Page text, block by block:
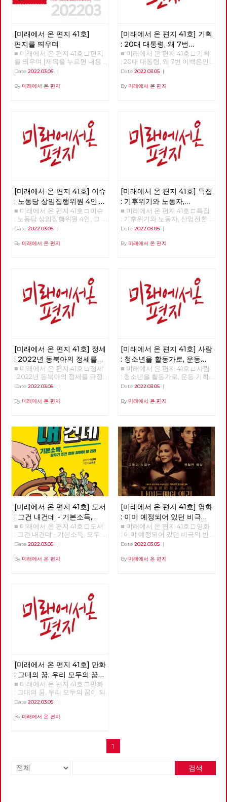
[미래에서 온 편지 41호]
편지를 띄우며
■ 미래에서 온 편지 41호 □ 편지
를 띄우며 [제목을 누르면 내용
을 볼 수 있습니다.] □ 편지를 띄
번 이백윤인가? □ 이슈 : 노동당
세를 규정하는 네 가지 요인 □
사람 : 청소년을 활동가로, 운동
기획자 고유미 □ 도서 : 그건 내
건데 - 기본소득, 모두가 차별없
이 찾아야 할 권리 □ 영화 : 이미
예정되어 있던 비극의 반복 - 나
Date 2022.03.05 |
By 미래에서 온 편지
[미래에서 온 편지 41호] 기획
: 20대 대통령, 왜 7번
이백윤인가? (1)
■ 미래에서 온 편지 41호 □ 기획
: 20대 대통령, 왜 7번 이백윤인
가? >>>>>> 업로드 준비중
Date 2022.03.05|
By 미래에서 온 편지
[미래에서 온 편지 41호] 이슈
: 노동당 상임집행위원 4인,
그들은 누구인가?
■ 미래에서 온 편지 41호 □ 이슈
: 노동당 상임집행위원 4인, 그
들은 누구인가? >>>>>> 업로드
Date 2022.03.05 |
By 미래에서 온 편지
[미래에서 온 편지 41호] 특집
: 기후위기와 노동자,
산업전환을 넘어
체제전환으로
■ 미래에서 온 편지 41호 □ 특집
: 기후위기와 노동자, 산업전환
을 넘어 체제전환으로 >>>>>>
Date 2022.03.05|
By 미래에서 온 편지
[미래에서 온 편지 41호] 정세
: 2022년 동북아의 정세를
규정하는 네 가지 요인
■ 미래에서 온 편지 41호 □ 정세
: 2022년 동북아의 정세를 규정
하는 네 가지 요인 >>>>>> 업로
Date 2022.03.05 |
By 미래에서 온 편지
[미래에서 온 편지 41호] 사람
: 청소년을 활동가로, 운동
기획자 고유미
■ 미래에서 온 편지 41호 □ 사람
: 청소년을 활동가로, 운동 기획
자 고유미 >>>>>> 업로드 준비
Date 2022.03.05|
By 미래에서 온 편지
[미래에서 온 편지 41호] 도서
: 그건 내건데 - 기본소득,
모두가 차별없이 찾아야 할
권리
■ 미래에서 온 편지 41호 □ 도서
: 그건 내건데 - 기본소득, 모두
가 차별없이 찾아야 할 권리
Date 2022.03.05 |
By 미래에서 온 편지
[미래에서 온 편지 41호] 영화
: 이미 예정되어 있던 비극의
반복 – 나이트메어 앨리
■ 미래에서 온 편지 41호 □ 영화
: 이미 예정되어 있던 비극의 반
복 – 나이트메어 앨리 >>>>>>
Date 2022.03.05|
By 미래에서 온 편지
[미래에서 온 편지 41호] 만화
: 그대의 꿈, 우리 모두의 꿈이
되어
■ 미래에서 온 편지 41호 □ 만화
: 그대의 꿈, 우리 모두의 꿈이 되
어 >>>>>> 업로드 준비중
Date 2022.03.05 |
By 미래에서 온 편지
1
검색